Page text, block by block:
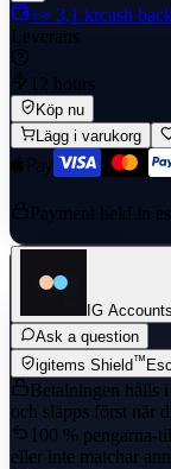
+≈ 3,1 krcash
Leverans
12 hours
Köp nu
Lägg i varukorg
Payment held in
IG Accounts
Ask a question
igitems Shield™
Betalningen hålls
och släpps först när
100 % pengarna-
eller inte matchar